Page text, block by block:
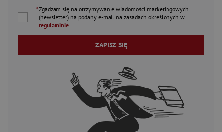
*Zgadzam się na otrzymywanie wiadomości marketingowych
(newsletter) na podany e-mail na zasadach określonych w
regulaminie
ZAPISZ SIĘ